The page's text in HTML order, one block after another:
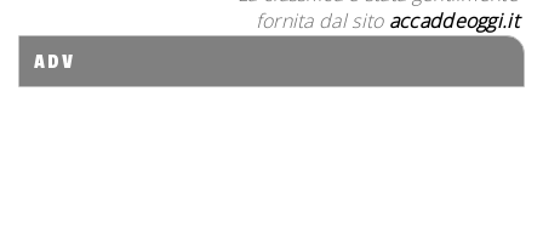
fornita dal sito accaddeoggi.it
ADV